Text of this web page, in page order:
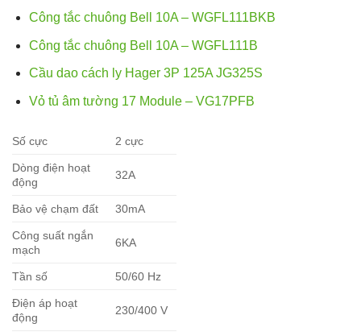
Công tắc chuông Bell 10A – WGFL111BKB
Công tắc chuông Bell 10A – WGFL111B
Cầu dao cách ly Hager 3P 125A JG325S
Vỏ tủ âm tường 17 Module – VG17PFB
Số cực 2 cực
Dòng điện hoạt
động
32A
Bảo vệ chạm đất 30mA
Công suất ngắn
mạch
6KA
Tần số 50/60 Hz
Điện áp hoạt
động
230/400 V